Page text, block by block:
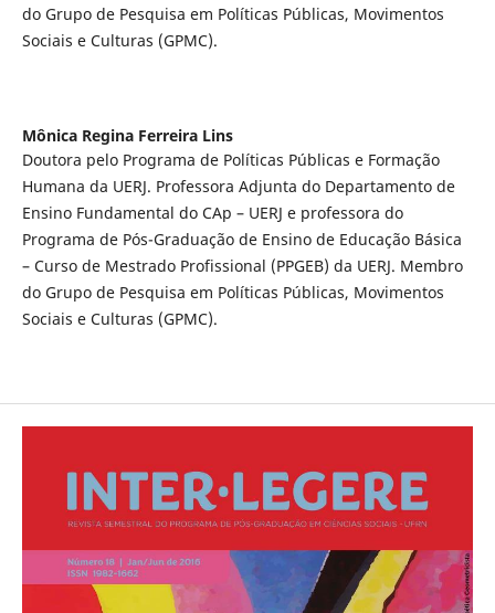
do Grupo de Pesquisa em Políticas Públicas, Movimentos
Sociais e Culturas (GPMC).
Mônica Regina Ferreira Lins
Doutora pelo Programa de Políticas Públicas e Formação
Humana da UERJ. Professora Adjunta do Departamento de
Ensino Fundamental do CAp – UERJ e professora do
Programa de Pós-Graduação de Ensino de Educação Básica
– Curso de Mestrado Profissional (PPGEB) da UERJ. Membro
do Grupo de Pesquisa em Políticas Públicas, Movimentos
Sociais e Culturas (GPMC).